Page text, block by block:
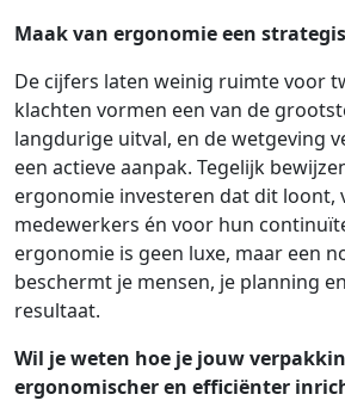
Maak van ergonomie een
De cijfers laten weinig ruimte voor
klachten vormen een van de
langdurige uitval, en de wetgeving
een actieve aanpak. Tegelijk
ergonomie investeren dat dit loont,
medewerkers én voor hun
ergonomie is geen luxe, maar een
beschermt je mensen, je planning
resultaat.
Wil je weten hoe je jouw
ergonomischer en efficiënter